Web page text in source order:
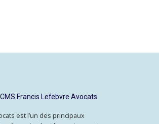
Francis Lefebvre Avocats.
est l’un des principaux